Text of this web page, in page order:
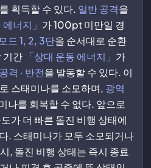
를 획득할 수 있다. 일반 공격을
에너지」 가 100pt 미만일 경
드 1, 2, 3단을 순서대로 순환
기간 「상대 운동 에너지」 가
격 · 반전을 발동할 수 있다. 이
스태미나를 소모하며, 광역
나를 회복할 수 없다. 앞으로
가 더 빠른 돌진 비행 상태에
. 스태미나가 모두 소모되거나
, 돌진 비행 상태는 즉시 종료